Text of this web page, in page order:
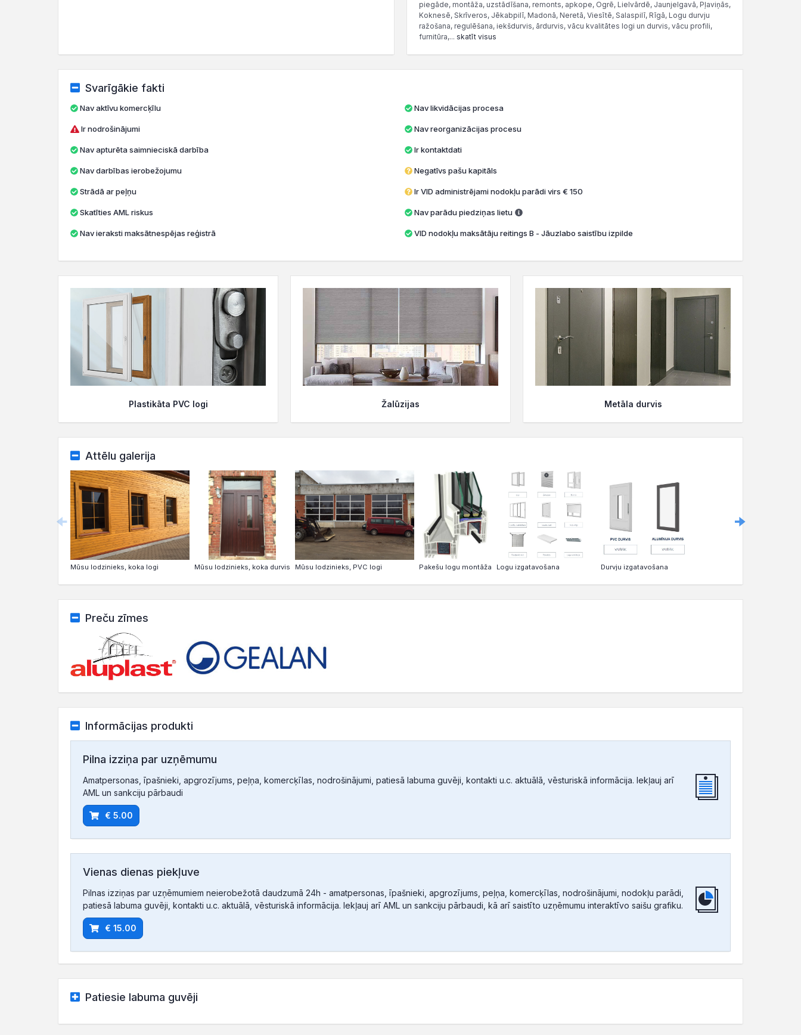
piegāde, montāža, uzstādīšana, remonts, apkope, Ogrē, Lielvārdē, Jaunjelgavā, Pļaviņās,
Koknesē, Skrīveros, Jēkabpilī, Madonā, Neretā, Viesītē, Salaspilī, Rīgā, Logu durvju
ražošana, regulēšana, iekšdurvis, ārdurvis, vācu kvalitātes logi un durvis, vācu profili,
furnitūra,... skatīt visus
Svarīgākie fakti
Nav aktīvu komercķīlu
Ir nodrošinājumi
Nav apturēta saimnieciskā darbība
Nav darbības ierobežojumu
Strādā ar peļņu
Skatīties AML riskus
Nav ieraksti maksātnespējas reģistrā
Nav likvidācijas procesa
Nav reorganizācijas procesu
Ir kontaktdati
Negatīvs pašu kapitāls
Ir VID administrējami nodokļu parādi virs € 150
Nav parādu piedziņas lietu
VID nodokļu maksātāju reitings B - Jāuzlabo saistību izpilde
Plastikāta PVC logi Žalūzijas Metāla durvis
Attēlu galerija
Mūsu lodzinieks, koka logi Mūsu lodzinieks, koka durvis Mūsu lodzinieks, PVC logi Pakešu logu montāža Logu izgatavošana Durvju izgatavošana
Preču zīmes
Informācijas produkti
Pilna izziņa par uzņēmumu
Amatpersonas, īpašnieki, apgrozījums, peļņa, komercķīlas, nodrošinājumi, patiesā labuma guvēji, kontakti u.c. aktuālā, vēsturiskā informācija. Iekļauj arī
AML un sankciju pārbaudi
€ 5.00
Vienas dienas piekļuve
Pilnas izziņas par uzņēmumiem neierobežotā daudzumā 24h - amatpersonas, īpašnieki, apgrozījums, peļņa, komercķīlas, nodrošinājumi, nodokļu parādi,
patiesā labuma guvēji, kontakti u.c. aktuālā, vēsturiskā informācija. Iekļauj arī AML un sankciju pārbaudi, kā arī saistīto uzņēmumu interaktīvo saišu grafiku.
€ 15.00
Patiesie labuma guvēji